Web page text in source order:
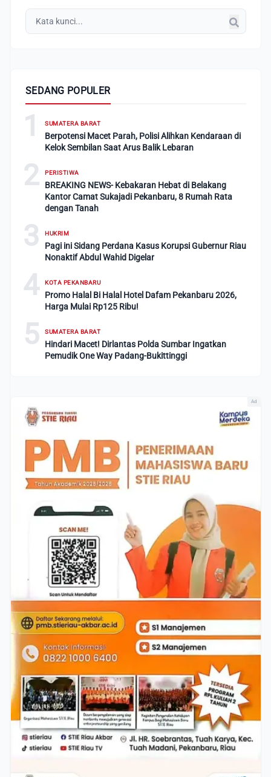
SEDANG POPULER
1 SUMATERA BARAT
Berpotensi Macet Parah, Polisi Alihkan Kendaraan di
Kelok Sembilan Saat Arus Balik Lebaran
2 PERISTIWA
BREAKING NEWS- Kebakaran Hebat di Belakang
Kantor Camat Sukajadi Pekanbaru, 8 Rumah Rata
dengan Tanah
3 HUKRIM
Pagi ini Sidang Perdana Kasus Korupsi Gubernur Riau
Nonaktif Abdul Wahid Digelar
4 KOTA PEKANBARU
Promo Halal Bi Halal Hotel Dafam Pekanbaru 2026,
Harga Mulai Rp125 Ribu!
5 SUMATERA BARAT
Hindari Macet! Dirlantas Polda Sumbar Ingatkan
Pemudik One Way Padang-Bukittinggi
Ad